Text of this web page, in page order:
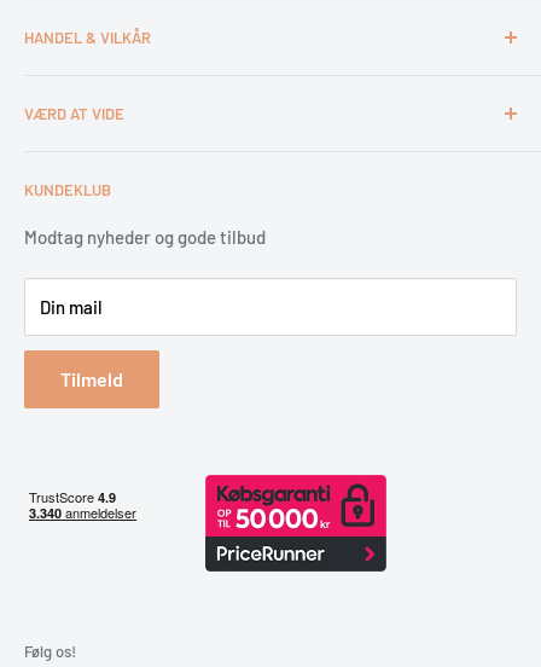
Tlf. 98180011
Medarbejdere
Kundeklub
HANDEL & VILKÅR
Handelsbetingelser
Garantiservice
Erhverv & Byggeri
VÆRD AT VIDE
Montering
Betaling
Reklamation & retur
Bestil returlabel
KUNDEKLUB
Modtag nyheder og gode tilbud
Din mail
Tilmeld
Følg os!